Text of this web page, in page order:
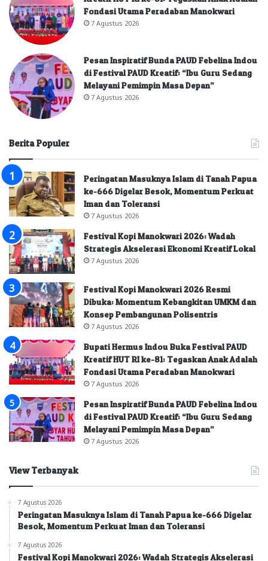
Fondasi Utama Peradaban Manokwari
7 Agustus 2026
Pesan Inspiratif Bunda PAUD Febelina Indou
di Festival PAUD Kreatif: “Ibu Guru Sedang
Melayani Pemimpin Masa Depan”
7 Agustus 2026
Berita Populer
Peringatan Masuknya Islam di Tanah Papua
ke-666 Digelar Besok, Momentum Perkuat
Iman dan Toleransi
7 Agustus 2026
Festival Kopi Manokwari 2026: Wadah
Strategis Akselerasi Ekonomi Kreatif Lokal
7 Agustus 2026
Festival Kopi Manokwari 2026 Resmi
Dibuka: Momentum Kebangkitan UMKM dan
Konsep Pembangunan Polisentris
7 Agustus 2026
Bupati Hermus Indou Buka Festival PAUD
Kreatif HUT RI ke-81: Tegaskan Anak Adalah
Fondasi Utama Peradaban Manokwari
7 Agustus 2026
Pesan Inspiratif Bunda PAUD Febelina Indou
di Festival PAUD Kreatif: “Ibu Guru Sedang
Melayani Pemimpin Masa Depan”
7 Agustus 2026
View Terbanyak
7 Agustus 2026
Peringatan Masuknya Islam di Tanah Papua ke-666 Digelar
Besok, Momentum Perkuat Iman dan Toleransi
7 Agustus 2026
Festival Kopi Manokwari 2026: Wadah Strategis Akselerasi